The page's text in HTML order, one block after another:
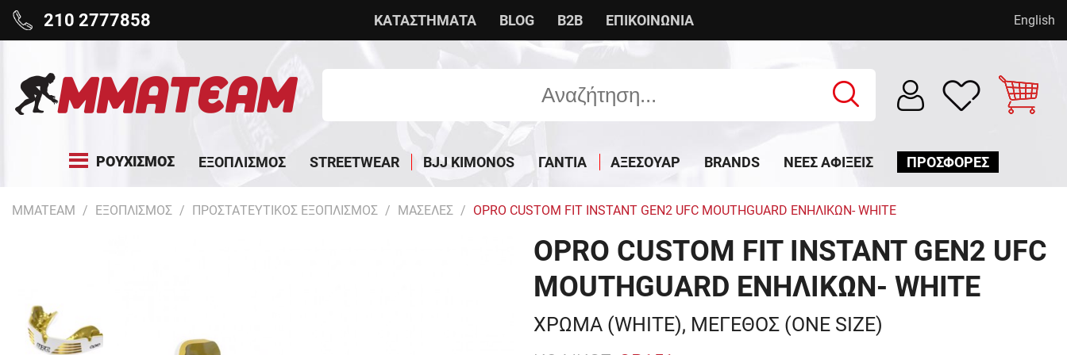
210 2777858 ΚΑΤΑΣΤΗΜΑΤΑ BLOG B2B ΕΠΙΚΟΙΝΩΝΙΑ English
ΡΟΥΧΙΣΜΟΣ ΕΞΟΠΛΙΣΜΟΣ STREETWEAR BJJ KIMONOS ΓΑΝΤΙΑ ΑΞΕΣΟΥΑΡ BRANDS ΝΈΕΣ ΑΦΊΞΕΙΣ ΠΡΟΣΦΟΡΕΣ
MMATEAM ΕΞΟΠΛΙΣΜΟΣ ΠΡΟΣΤΑΤΕΥΤΙΚΟΣ ΕΞΟΠΛΙΣΜΟΣ ΜΑΣΕΛΕΣ OPRO CUSTOM FIT INSTANT GEN2 UFC MOUTHGUARD ΕΝΗΛΙΚΩΝ- WHITE
OPRO CUSTOM FIT INSTANT GEN2 UFC
MOUTHGUARD ΕΝΗΛΙΚΩΝ- WHITE
ΧΡΩΜΑ (WHITE), ΜΕΓΕΘΟΣ (ONE SIZE)